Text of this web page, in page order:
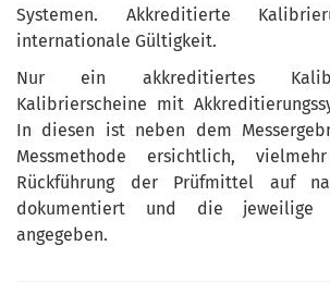
Systemen. Akkreditierte
internationale Gültigkeit.
Nur ein akkreditiertes
Kalibrierscheine mit
In diesen ist neben dem
Messmethode ersichtlich,
Rückführung der Prüfmittel auf
dokumentiert und die jeweilige
angegeben.